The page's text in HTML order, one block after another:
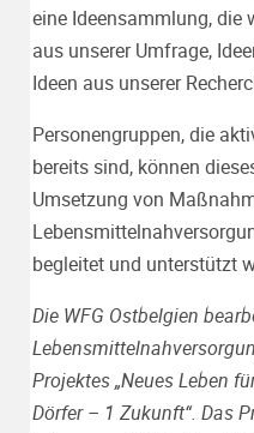
eine Ideensammlung, die
aus unserer Umfrage,
Ideen aus unserer
Personengruppen, die
bereits sind, können
Umsetzung von
begleitet und unterstützt
Die WFG Ostbelgien
Projektes „Neues Leben
Dörfer – 1 Zukunft“. Das